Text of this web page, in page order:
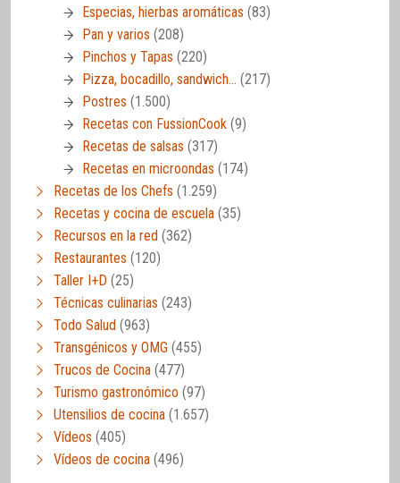
Especias, hierbas aromáticas (83)
Pan y varios (208)
Pinchos y Tapas (220)
Pizza, bocadillo, sandwich… (217)
Postres (1.500)
Recetas con FussionCook (9)
Recetas de salsas (317)
Recetas en microondas (174)
Recetas de los Chefs (1.259)
Recetas y cocina de escuela (35)
Recursos en la red (362)
Restaurantes (120)
Taller I+D (25)
Técnicas culinarias (243)
Todo Salud (963)
Transgénicos y OMG (455)
Trucos de Cocina (477)
Turismo gastronómico (97)
Utensilios de cocina (1.657)
Vídeos (405)
Vídeos de cocina (496)